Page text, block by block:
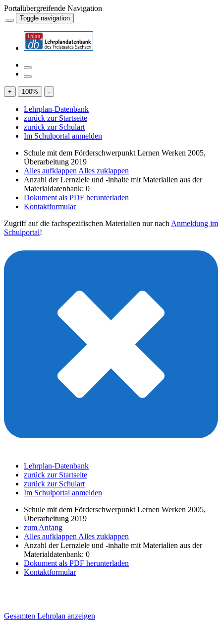
Portalübergreifende Navigation
Toggle navigation
+ 100% -
Lehrplan-Datenbank
zurück zur Startseite
zurück zur Schulart
Im Schulportal anmelden
Schule mit dem Förderschwerpunkt Lernen Werken 2005,
Überarbeitung 2019
Alles aufklappen Alles zuklappen
Anzahl der Lernziele und -inhalte mit Materialien aus der
Materialdatenbank: 0
Dokument als PDF herunterladen
Kontaktformular
Zugriff auf die fachspezifischen Materialien nur nach Anmeldung im
Schulportal!
Lehrplan-Datenbank
zurück zur Startseite
zurück zur Schulart
Im Schulportal anmelden
Schule mit dem Förderschwerpunkt Lernen Werken 2005,
Überarbeitung 2019
zum Anfang
Alles aufklappen Alles zuklappen
Anzahl der Lernziele und -inhalte mit Materialien aus der
Materialdatenbank: 0
Dokument als PDF herunterladen
Kontaktformular
Gesamten Lehrplan anzeigen